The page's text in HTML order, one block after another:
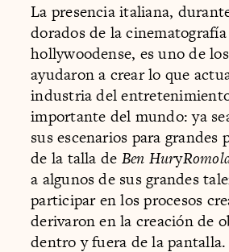
La presencia italiana,
dorados de la cinematografía
hollywoodense, es uno de
ayudaron a crear lo que
industria del
importante del mundo: ya
sus escenarios para grandes
de la talla de Ben Hury
a algunos de sus grandes
participar en los procesos
derivaron en la creación de
dentro y fuera de la